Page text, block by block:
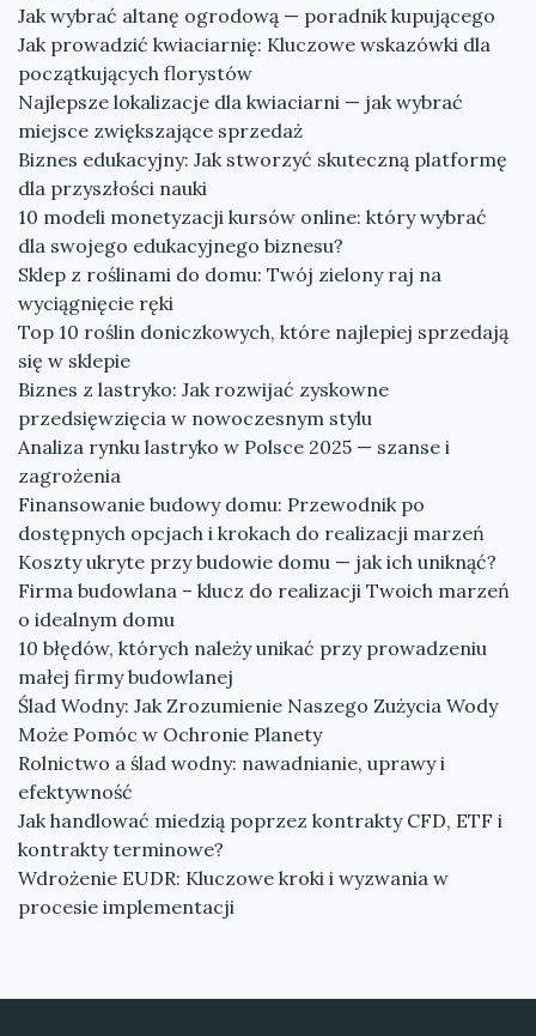
Jak wybrać altanę ogrodową — poradnik kupującego
Jak prowadzić kwiaciarnię: Kluczowe wskazówki dla
początkujących florystów
Najlepsze lokalizacje dla kwiaciarni — jak wybrać
miejsce zwiększające sprzedaż
Biznes edukacyjny: Jak stworzyć skuteczną platformę
dla przyszłości nauki
10 modeli monetyzacji kursów online: który wybrać
dla swojego edukacyjnego biznesu?
Sklep z roślinami do domu: Twój zielony raj na
wyciągnięcie ręki
Top 10 roślin doniczkowych, które najlepiej sprzedają
się w sklepie
Biznes z lastryko: Jak rozwijać zyskowne
przedsięwzięcia w nowoczesnym stylu
Analiza rynku lastryko w Polsce 2025 — szanse i
zagrożenia
Finansowanie budowy domu: Przewodnik po
dostępnych opcjach i krokach do realizacji marzeń
Koszty ukryte przy budowie domu — jak ich uniknąć?
Firma budowlana – klucz do realizacji Twoich marzeń
o idealnym domu
10 błędów, których należy unikać przy prowadzeniu
małej firmy budowlanej
Ślad Wodny: Jak Zrozumienie Naszego Zużycia Wody
Może Pomóc w Ochronie Planety
Rolnictwo a ślad wodny: nawadnianie, uprawy i
efektywność
Jak handlować miedzią poprzez kontrakty CFD, ETF i
kontrakty terminowe?
Wdrożenie EUDR: Kluczowe kroki i wyzwania w
procesie implementacji